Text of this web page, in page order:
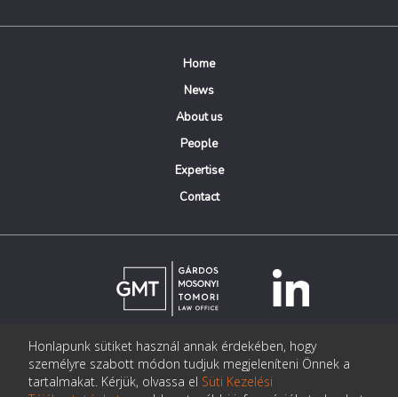
Home
News
About us
People
Expertise
Contact
© Copyright Gárdos Mosonyi Tomori Ügyvédi Iroda
postmaster@gmtlegal.hu
Honlapunk sütiket használ annak érdekében, hogy
személyre szabott módon tudjuk megjeleníteni Önnek a
tartalmakat. Kérjük, olvassa el Süti Kezelési